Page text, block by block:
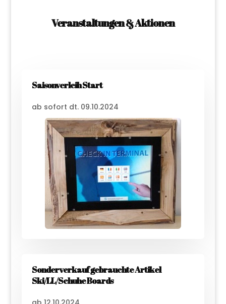
Veranstaltungen & Aktionen
Saisonverleih Start
ab sofort dt. 09.10.2024
Sonderverkauf gebrauchte Artikel
Ski/LL/Schuhe Boards